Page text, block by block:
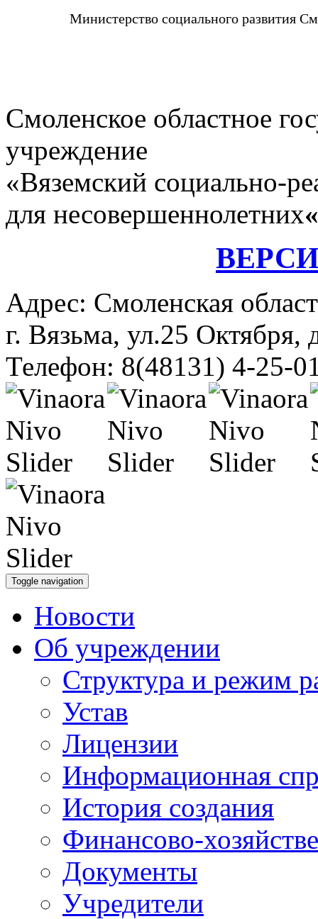
Министерство социального развития
Смоленское областное
учреждение
«Вяземский социально-
для несовершеннолетних
Адрес: Смоленская
г. Вязьма, ул.25 Октября,
Телефон: 8(48131) 4-25-
Toggle navigation
Новости
Об учреждении
Структура и режим
Устав
Лицензии
Информационная
История создания
Финансово-
Документы
Учредители